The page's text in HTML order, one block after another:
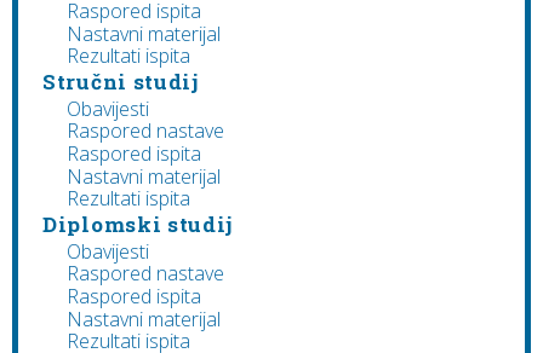
Raspored ispita
Nastavni materijal
Rezultati ispita
Stručni studij
Obavijesti
Raspored nastave
Raspored ispita
Nastavni materijal
Rezultati ispita
Diplomski studij
Obavijesti
Raspored nastave
Raspored ispita
Nastavni materijal
Rezultati ispita